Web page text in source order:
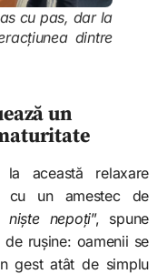
cu pas, dar la
dintre
un
această relaxare
cu un amestec de
niște nepoți”, spune
rușine: oamenii se
gest atât de simplu